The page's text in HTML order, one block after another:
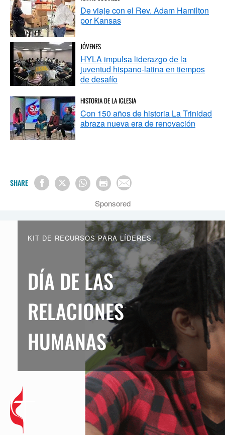
De viaje con el Rev. Adam Hamilton
por Kansas
JÓVENES
HYLA impulsa liderazgo de la
juventud hispano-latina en tiempos
de desafío
HISTORIA DE LA IGLESIA
Con 150 años de historia La Trinidad
abraza nueva era de renovación
SHARE
Sponsored
KIT DE RECURSOS PARA LÍDERES
DÍA DE LAS
RELACIONES
HUMANAS